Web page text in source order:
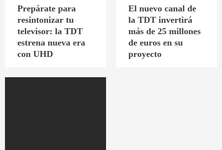
Prepárate para
resintonizar tu
televisor: la TDT
estrena nueva era
con UHD
El nuevo canal de
la TDT invertirá
más de 25 millones
de euros en su
proyecto